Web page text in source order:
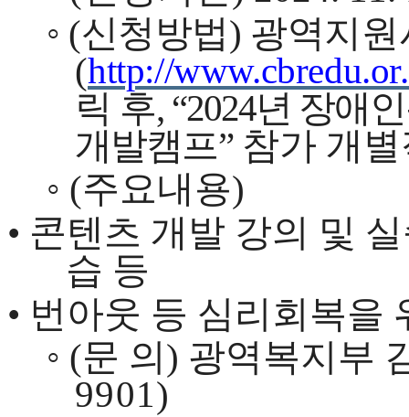
◦ (신청방법) 광역지
(http://
릭 후, “2024년 장애
개발캠프” 참가 개
◦ (주요내용)
• 콘텐츠 개발 강의 및
습 등
• 번아웃 등 심리회복을
◦ (문 의 ) 광역복지부
9901)